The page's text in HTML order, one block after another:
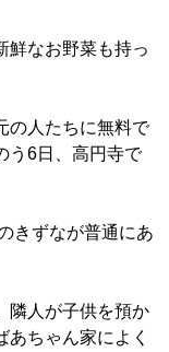
なお野菜も持っ
の人たちに無料で
う6日、高円寺で
きずなが普通にあ
隣人が子供を預か
ちゃん家によく